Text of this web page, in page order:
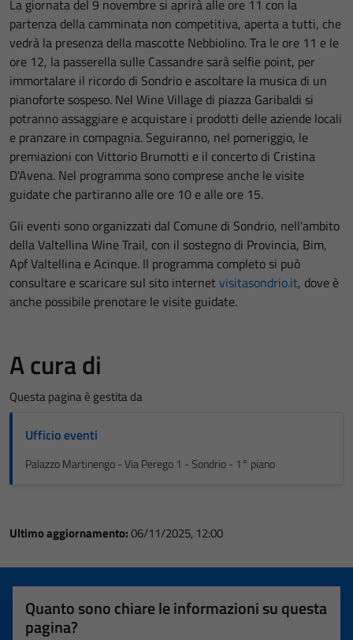
La giornata del 9 novembre si aprirà alle ore 11 con la
partenza della camminata non competitiva, aperta a tutti, che
vedrà la presenza della mascotte Nebbiolino. Tra le ore 11 e le
ore 12, la passerella sulle Cassandre sarà selfie point, per
immortalare il ricordo di Sondrio e ascoltare la musica di un
pianoforte sospeso. Nel Wine Village di piazza Garibaldi si
potranno assaggiare e acquistare i prodotti delle aziende locali
e pranzare in compagnia. Seguiranno, nel pomeriggio, le
premiazioni con Vittorio Brumotti e il concerto di Cristina
D'Avena. Nel programma sono comprese anche le visite
guidate che partiranno alle ore 10 e alle ore 15.
Gli eventi sono organizzati dal Comune di Sondrio, nell'ambito
della Valtellina Wine Trail, con il sostegno di Provincia, Bim,
Apf Valtellina e Acinque. Il programma completo si può
consultare e scaricare sul sito internetvisitasondrio.it, dove è
anche possibile prenotare le visite guidate.
A cura di
Questa pagina è gestita da
Ufficio eventi
Palazzo Martinengo - Via Perego 1 - Sondrio - 1° piano
Ultimo aggiornamento:06/11/2025, 12:00
Quanto sono chiare le informazioni su questa
pagina?